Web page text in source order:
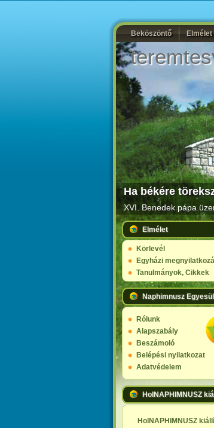
Beköszöntő Elmélet
Ha békére
XVI. Benedek pápa
Elmélet
Körlevél
Egyházi
Tanulmányok, Cikkek
Naphimnusz
Rólunk
Alapszabály
Beszámoló
Belépési nyilatkozat
Adatvédelem
HolNAPHIMNUSZ
HolNAPHIMNUSZ